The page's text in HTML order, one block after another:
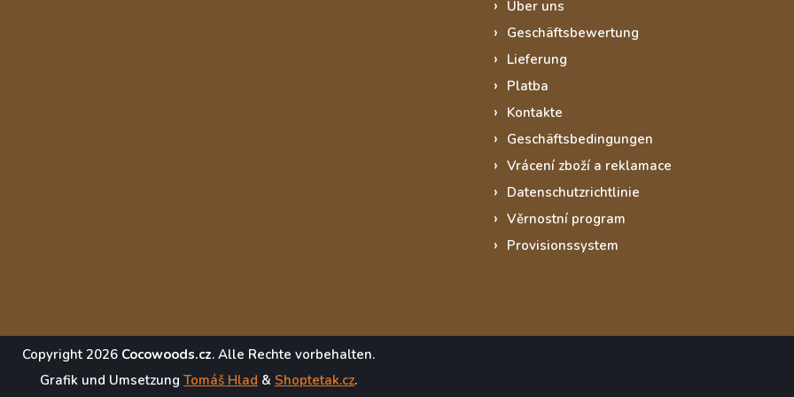
Über uns
Geschäftsbewertung
Lieferung
Platba
Kontakte
Geschäftsbedingungen
Vrácení zboží a reklamace
Datenschutzrichtlinie
Věrnostní program
Provisionssystem
Copyright 2026 Cocowoods.cz. Alle Rechte vorbehalten.
Grafik und Umsetzung Tomáš Hlad & Shoptetak.cz.